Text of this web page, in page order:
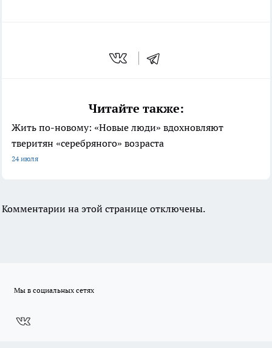
Читайте также:
Жить по-новому: «Новые люди» вдохновляют
тверитян «серебряного» возраста
24 июля
Комментарии на этой странице отключены.
Мы в социальных сетях